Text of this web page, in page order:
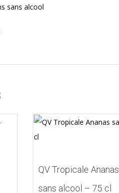
sans alcool
QV Tropicale Ananas
sans alcool – 75 cl